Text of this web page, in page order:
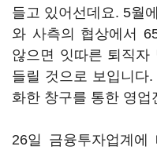
들고 있어선데요. 5월
와 사측의 협상에서
않으면 잇따른 퇴직자
들릴 것으로 보입니다
화한 창구를 통한 영
26일 금융투자업계